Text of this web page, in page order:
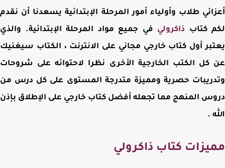
طلاب وأولياء أمور المرحلة الإبتدائية يسعدنا أن نقدم
كتابذاكروليفي جميع مواد المرحلة الإبتدائية. والذي
أول كتاب خارجي مجاني على الانترنت ، الكتاب سيغنيك
كل الكتب الخارجية الأخرى نظرا لاحتوائه على شروحات
حصرية ومميزة متدرجة المستوى على كل درس من
المنهج مما تجعله أفضل كتاب خارجي على الإطلاق بإذن
.
كتاب ذاكرولي